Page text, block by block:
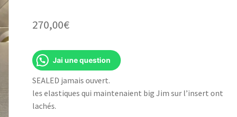
270,00€
Jai une question
SEALED jamais ouvert.
les elastiques qui maintenaient big Jim sur l’insert ont
lachés.